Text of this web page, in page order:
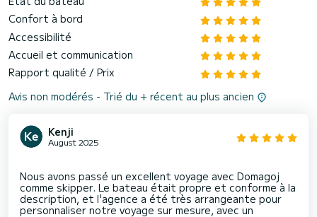
Confort à bord
Accessibilité
Accueil et communication
Rapport qualité / Prix
Avis non modérés - Trié du + récent au plus ancien
Kenji
August 2025
Nous avons passé un excellent voyage avec Domagoj
comme skipper. Le bateau était propre et conforme à la
description, et l'agence a été très arrangeante pour
personnaliser notre voyage sur mesure, avec un